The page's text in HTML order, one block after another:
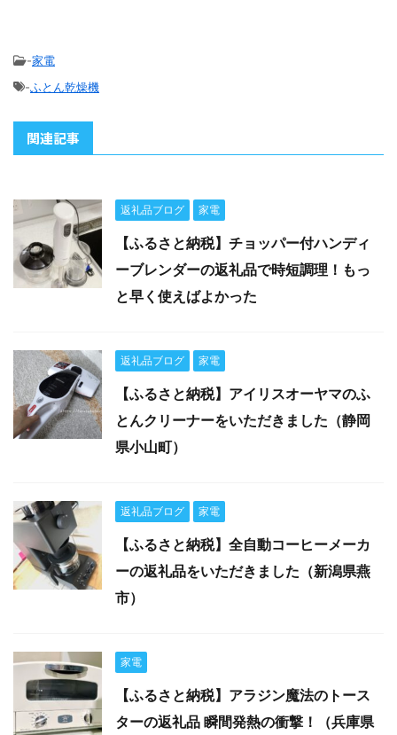
-家電
-ふとん乾燥機
関連記事
返礼品ブログ 家電
【ふるさと納税】チョッパー付ハンディ
ーブレンダーの返礼品で時短調理！もっ
と早く使えばよかった
返礼品ブログ 家電
【ふるさと納税】アイリスオーヤマのふ
とんクリーナーをいただきました（静岡
県小山町）
返礼品ブログ 家電
【ふるさと納税】全自動コーヒーメーカ
ーの返礼品をいただきました（新潟県燕
市）
家電
【ふるさと納税】アラジン魔法のトース
ターの返礼品 瞬間発熱の衝撃！（兵庫県